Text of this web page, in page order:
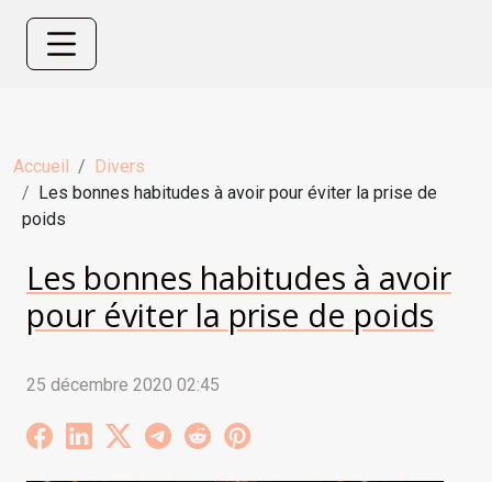
Accueil
Divers
Les bonnes habitudes à avoir pour éviter la prise de
poids
Les bonnes habitudes à avoir
pour éviter la prise de poids
25 décembre 2020 02:45